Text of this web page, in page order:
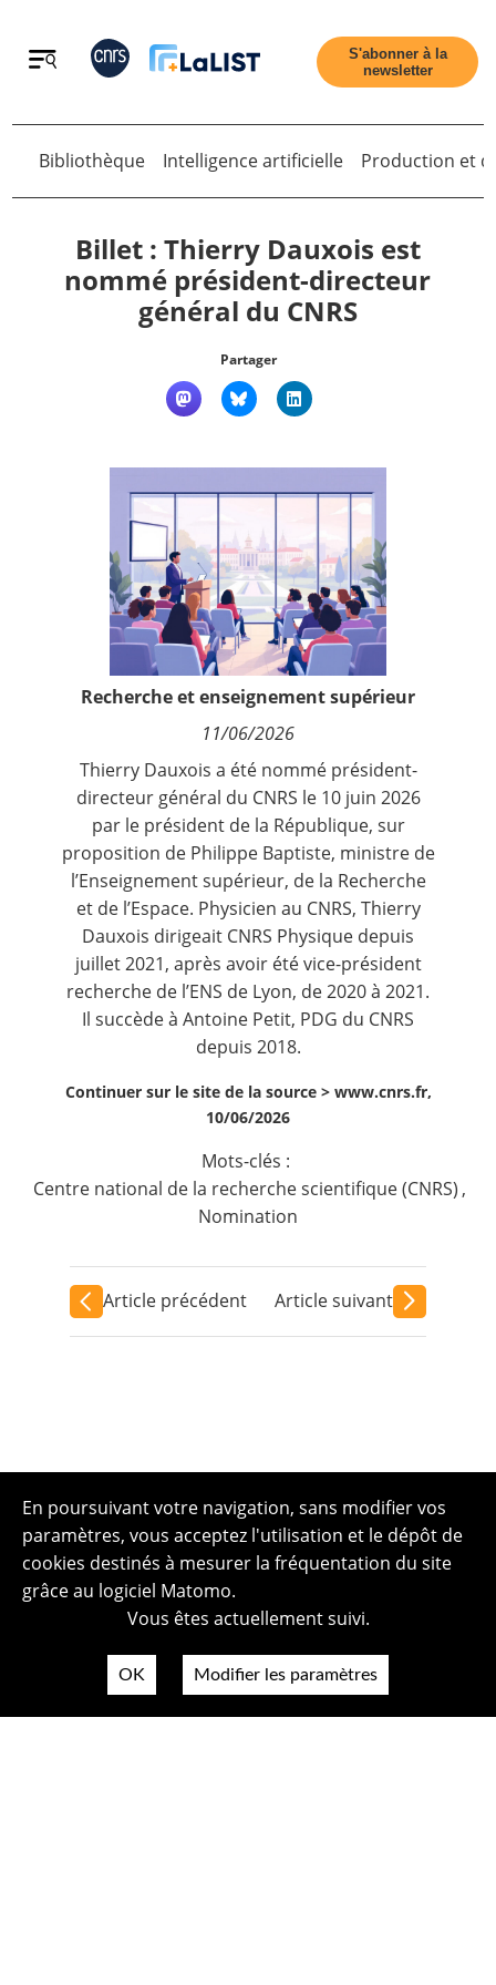
Retour
Nous suivre
S'abonner à la
newsletter
Retour
Bibliothèque Intelligence artificielle Production et
Billet : Thierry Dauxois est
nommé président-directeur
général du CNRS
Partager
Recherche et enseignement supérieur
11/06/2026
Thierry Dauxois a été nommé président-
directeur général du CNRS le 10 juin 2026
par le président de la République, sur
proposition de Philippe Baptiste, ministre de
l’Enseignement supérieur, de la Recherche
et de l’Espace. Physicien au CNRS, Thierry
Dauxois dirigeait CNRS Physique depuis
juillet 2021, après avoir été vice-président
recherche de l’ENS de Lyon, de 2020 à 2021.
Il succède à Antoine Petit, PDG du CNRS
depuis 2018.
Continuer sur le site de la source > www.cnrs.fr,
10/06/2026
Mots-clés :
Centre national de la recherche scientifique (CNRS) ,
Nomination
Article précédent Article suivant
En poursuivant votre navigation, sans modifier vos
paramètres, vous acceptez l'utilisation et le dépôt de
cookies destinés à mesurer la fréquentation du site
grâce au logiciel Matomo.
Vous êtes actuellement suivi.
OK Modifier les paramètres